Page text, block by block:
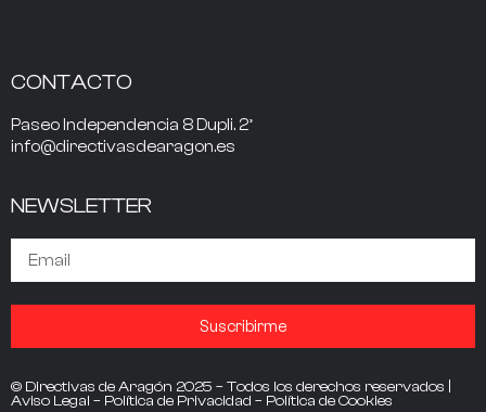
CONTACTO
Paseo Independencia 8 Dupli. 2º
info@directivasdearagon.es
NEWSLETTER
Suscribirme
© Directivas de Aragón 2025 – Todos los derechos reservados |
Aviso Legal – Política de Privacidad – Política de Cookies